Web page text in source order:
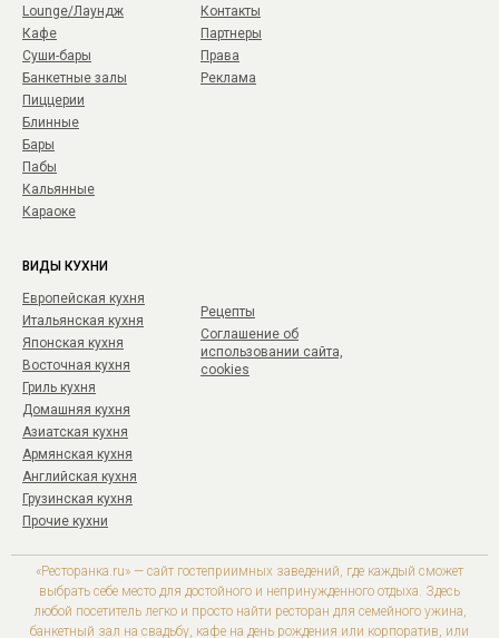
Lounge/Лаундж
Кафе
Суши-бары
Банкетные залы
Пиццерии
Блинные
Бары
Пабы
Кальянные
Караоке
Контакты
Партнеры
Права
Реклама
ВИДЫ КУХНИ
Европейская кухня
Итальянская кухня
Японская кухня
Восточная кухня
Гриль кухня
Домашняя кухня
Азиатская кухня
Армянская кухня
Английская кухня
Грузинская кухня
Прочие кухни
Рецепты
Соглашение об
использовании сайта,
cookies
«Ресторанка.ru» — сайт гостеприимных заведений, где каждый сможет
выбрать себе место для достойного и непринужденного отдыха. Здесь
любой посетитель легко и просто найти ресторан для семейного ужина,
банкетный зал на свадьбу, кафе на день рождения или корпоратив, или